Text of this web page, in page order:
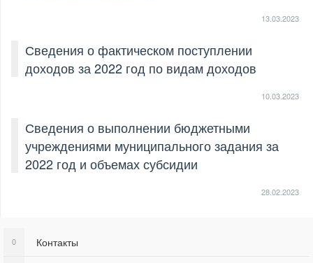
13.03.2023
Сведения о фактическом поступлении
доходов за 2022 год по видам доходов
10.03.2023
Сведения о выполнении бюджетными
учреждениями муниципального задания за
2022 год и объемах субсидии
28.02.2023
Контакты
0